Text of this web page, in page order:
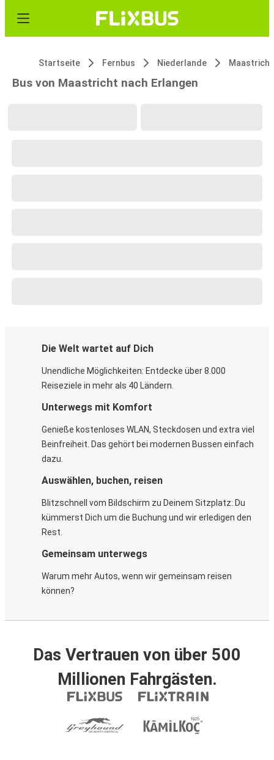
Startseite Fernbus Niederlande Maastricht
Bus von Maastricht nach Erlangen
Die Welt wartet auf Dich
Unendliche Möglichkeiten: Entdecke über 8.000
Reiseziele in mehr als 40 Ländern.
Unterwegs mit Komfort
Genieße kostenloses WLAN, Steckdosen und extra viel
Beinfreiheit. Das gehört bei modernen Bussen einfach
dazu.
Auswählen, buchen, reisen
Blitzschnell vom Bildschirm zu Deinem Sitzplatz: Du
kümmerst Dich um die Buchung und wir erledigen den
Rest.
Gemeinsam unterwegs
Warum mehr Autos, wenn wir gemeinsam reisen
können?
Das Vertrauen von über 500
Millionen Fahrgästen.